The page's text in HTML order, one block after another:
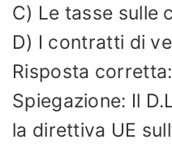
C) Le tasse sulle
D) I contratti di
Risposta
Spiegazione: Il
la direttiva UE